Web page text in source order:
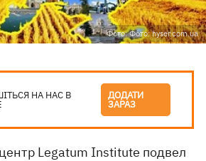
Фото: Фото: hyser.com.ua
НА НАС В ДОДАТИ
ЗАРАЗ
Legatum Institute подвел